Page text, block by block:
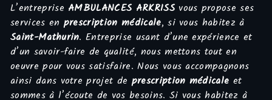
L’entreprise AMBULANCES ARKRISSvous propose ses
services enprescription médicale, si vous habitez à
Saint-Mathurin. Entreprise usant d’une expérience et
d’un savoir-faire de qualité, nous mettons tout en
oeuvre pour vous satisfaire. Nous vous accompagnons
ainsi dans votre projet deprescription médicale et
sommes à l’écoute de vos besoins. Si vous habitez à